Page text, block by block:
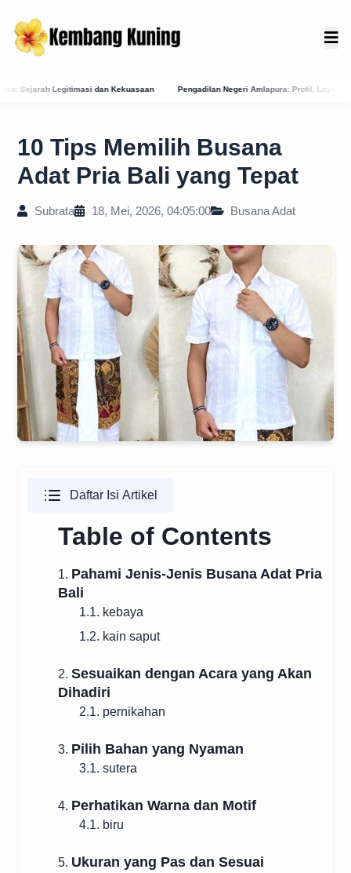
Pengadilan Negeri Amlapura: Profil, Layanan E-Court, dan Jejak Sejarah
10 Tips Memilih Busana
Adat Pria Bali yang Tepat
Subrata 18, Mei, 2026, 04:05:00 Busana Adat
Daftar Isi Artikel
Table of Contents
1. Pahami Jenis-Jenis Busana Adat Pria
Bali
1.1. kebaya
1.2. kain saput
2. Sesuaikan dengan Acara yang Akan
Dihadiri
2.1. pernikahan
3. Pilih Bahan yang Nyaman
3.1. sutera
4. Perhatikan Warna dan Motif
4.1. biru
5. Ukuran yang Pas dan Sesuai